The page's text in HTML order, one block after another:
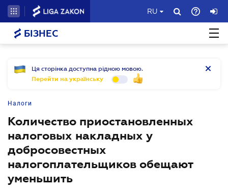
RU
БІЗНЕС
Ця сторінка доступна рідною мовою.
Перейти на українську
Налоги
Количество приостановленных
налоговых накладных у
добросовестных
налогоплательщиков обещают
уменьшить